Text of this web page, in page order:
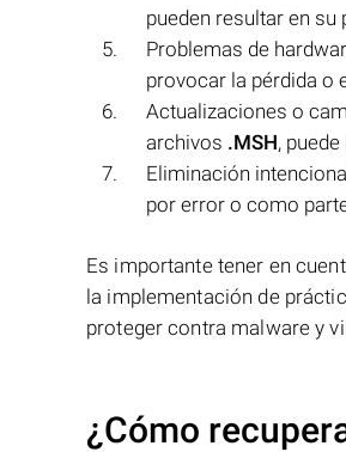
pueden resultar en su
Problemas de
provocar la pérdida o
Actualizaciones o
archivos .MSH,
Eliminación
por error o como
Es importante tener en
la implementación de
proteger contra malware y
¿Cómo